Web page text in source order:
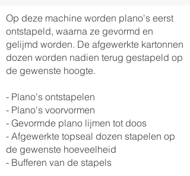
Op deze machine worden plano's eerst
ontstapeld, waarna ze gevormd en
gelijmd worden. De afgewerkte kartonnen
dozen worden nadien terug gestapeld op
de gewenste hoogte.
- Plano's ontstapelen
- Plano's voorvormen
- Gevormde plano lijmen tot doos
- Afgewerkte topseal dozen stapelen op
de gewenste hoeveelheid
- Bufferen van de stapels